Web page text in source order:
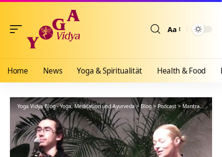
Aa
Home News Yoga & Spiritualität Health & Food
Yoga Vidya Blog - Yoga, Meditation und Ayurveda>Blog>Podcast>Mantra>Shri